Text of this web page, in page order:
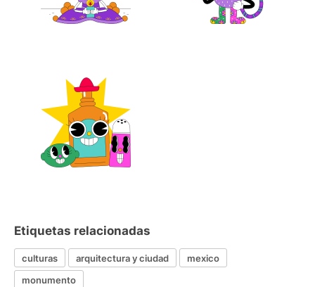
Etiquetas relacionadas
culturas arquitectura y ciudad
mexico
monumento